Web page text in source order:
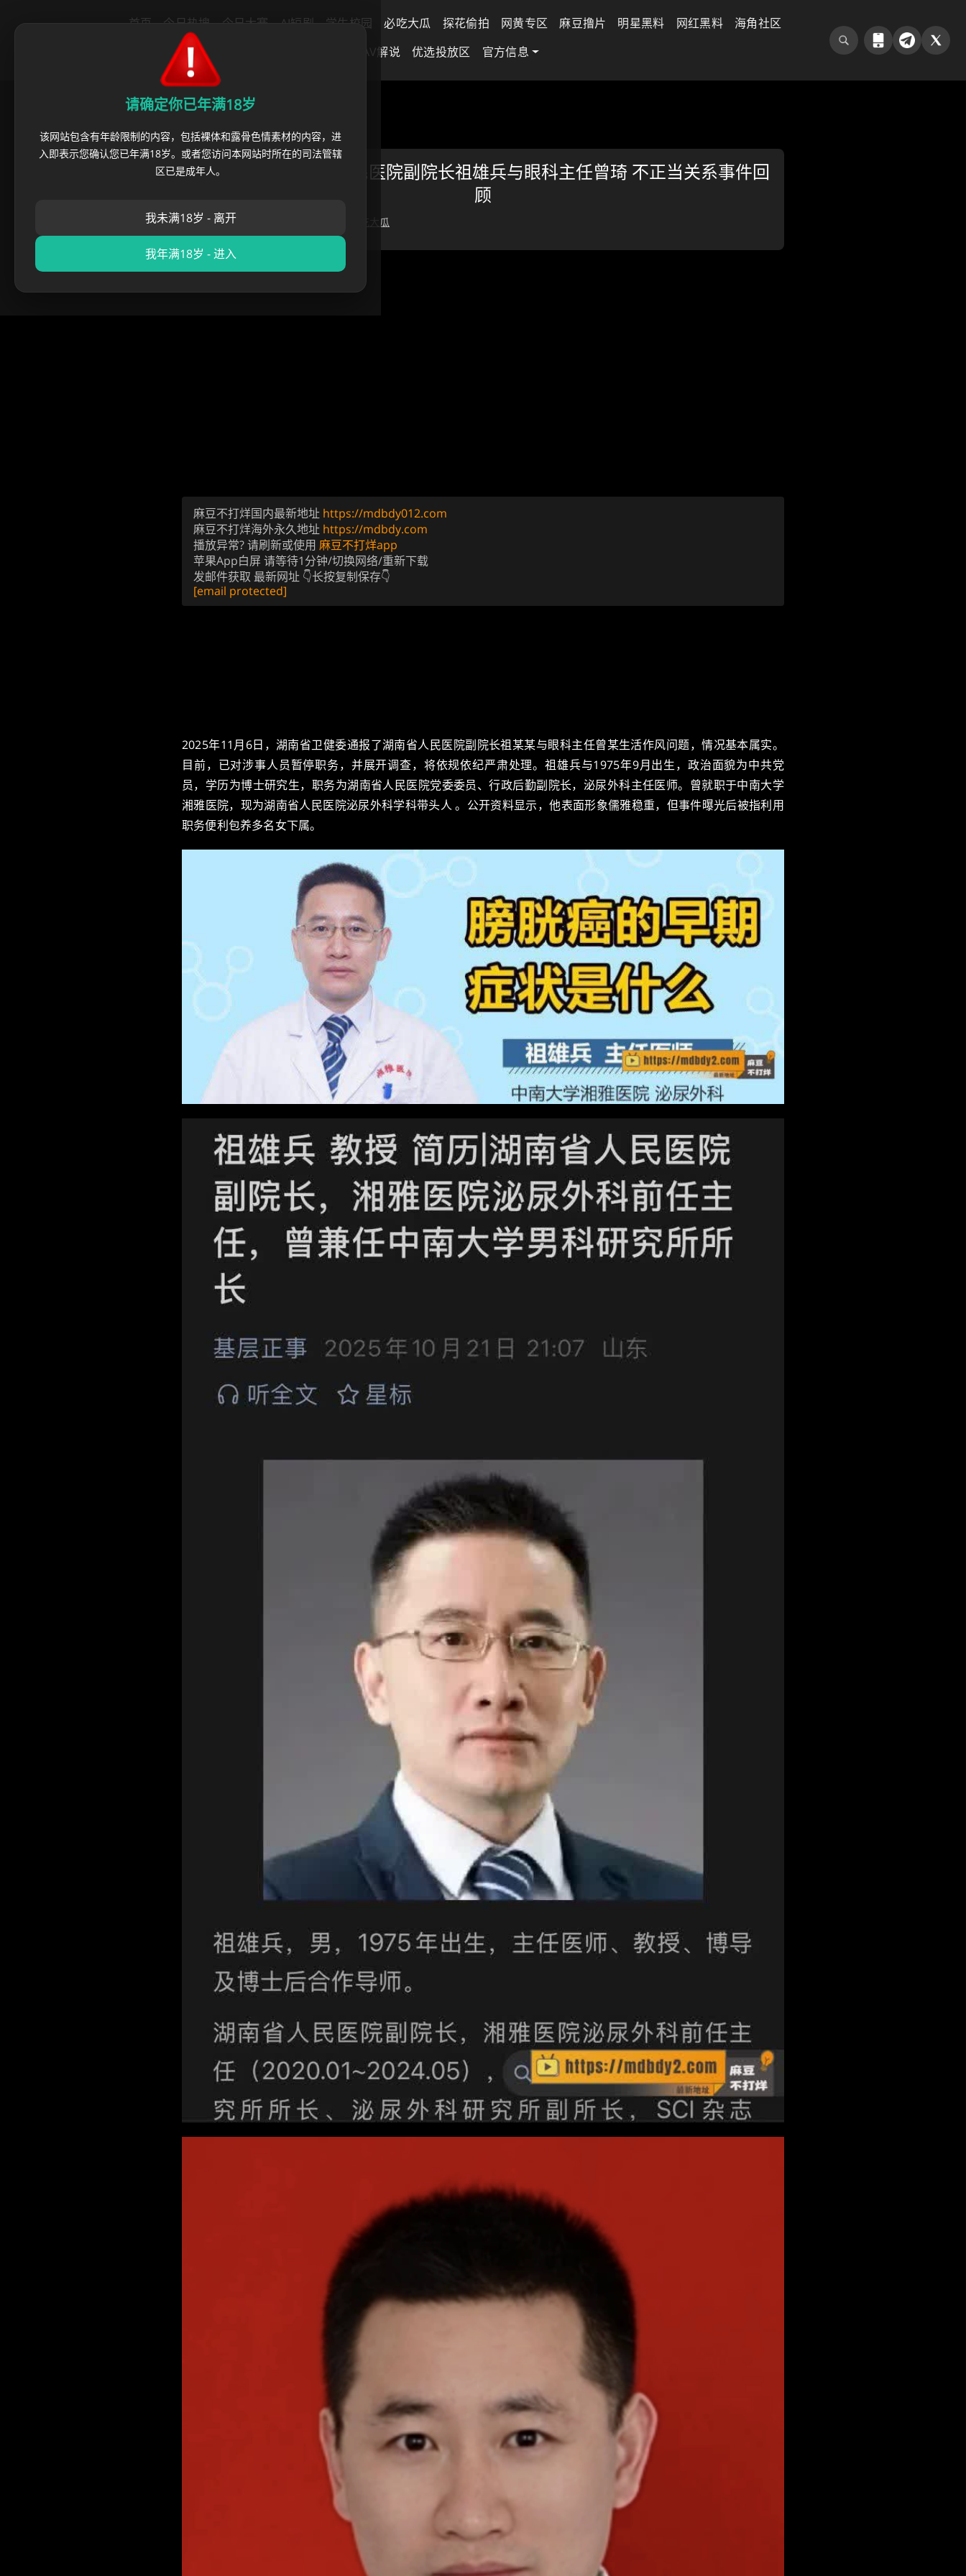
首页 今日热搜 今日大赛 AI短剧 学生校园 必吃大瓜 探花偷拍 网黄专区 麻豆撸片 明星黑料 网红黑料
海角社区
里番动漫
绿帽社区 AV解说 优选投放区 官方信息
首页 › 必吃大瓜 › 火爆全网的湖南省人民
火爆全网的湖南省人民医院副院长祖雄兵与眼科主任曾琦 不正当关系事件回
顾
麻豆老北鼻 必吃大瓜
麻豆不打烊国内最新地址 https://mdbdy012.com
麻豆不打烊海外永久地址 https://mdbdy.com
播放异常? 请刷新或使用 麻豆不打烊app
苹果App白屏 请等待1分钟/切换网络/重新下载
发邮件获取 最新网址 👇长按复制保存👇
[email protected]
2025年11月6日，湖南省卫健委通报了湖南省人民医院副院长祖某某与眼科主任曾某生活作风问题，情况基本属实。
目前，已对涉事人员暂停职务，并展开调查，将依规依纪严肃处理。祖雄兵与1975年9月出生，政治面貌为中共党
员，学历为博士研究生，职务为湖南省人民医院党委委员、行政后勤副院长，泌尿外科主任医师。曾就职于中南大学
湘雅医院，现为湖南省人民医院泌尿外科学科带头人 。公开资料显示，他表面形象儒雅稳重，但事件曝光后被指利用
职务便利包养多名女下属。
请确定你已年满18岁
该网站包含有年龄限制的内容，包括裸体和露骨色情素材的内容，进
入即表示您确认您已年满18岁。或者您访问本网站时所在的司法管辖
区已是成年人。
我未满18岁 - 离开
我年满18岁 - 进入